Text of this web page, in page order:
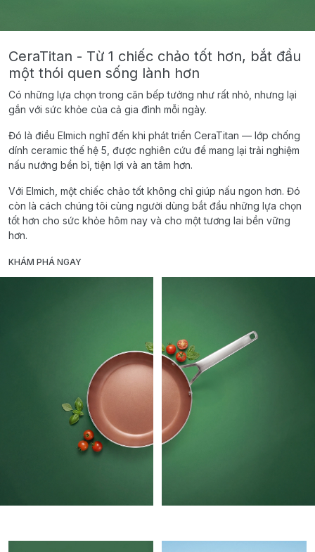
CeraTitan - Từ 1 chiếc chảo tốt hơn, bắt đầu
một thói quen sống lành hơn
Có những lựa chọn trong căn bếp tưởng như rất nhỏ, nhưng lại
gắn với sức khỏe của cả gia đình mỗi ngày.
Đó là điều Elmich nghĩ đến khi phát triển CeraTitan — lớp chống
dính ceramic thế hệ 5, được nghiên cứu để mang lại trải nghiệm
nấu nướng bền bỉ, tiện lợi và an tâm hơn.
Với Elmich, một chiếc chảo tốt không chỉ giúp nấu ngon hơn. Đó
còn là cách chúng tôi cùng người dùng bắt đầu những lựa chọn
tốt hơn cho sức khỏe hôm nay và cho một tương lai bền vững
hơn.
KHÁM PHÁ NGAY